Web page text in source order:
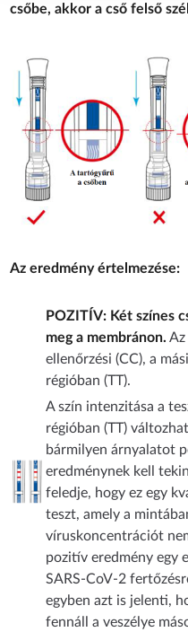
csőbe, akkor a cső felső
Az eredmény értelmezése:
POZITÍV: Két színes
meg a membránon. Az
ellenőrzési (CC), a
régióban (TT).
A szín intenzitása a
régióban (TT)
bármilyen árnyalatot
eredménynek kell
feledje, hogy ez egy
teszt, amely a
víruskoncentrációt
pozitív eredmény egy
SARS-CoV-2
egyben azt is jelenti,
fennáll a veszélye